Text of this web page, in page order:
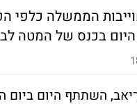
הממשלה כלפי
בכנס של המטה
השתתף היום ביום